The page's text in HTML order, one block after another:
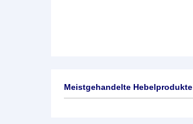
Meistgehandelte Hebelprodukte